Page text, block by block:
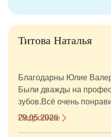
Титова Наталья
Благодарны Юлие
Были дважды на
зубов.Всё очень
Подробнее
29.05.2026